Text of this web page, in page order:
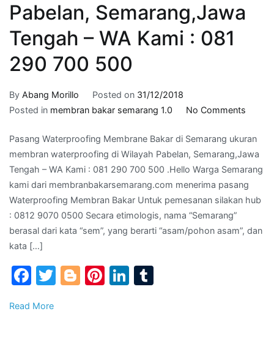
Pabelan, Semarang,Jawa
Tengah – WA Kami : 081
290 700 500
By Abang Morillo Posted on 31/12/2018
Posted in membran bakar semarang 1.0 No Commentson
di
Pasang Waterproofing Membrane Bakar di Semarang ukuran
membran waterproofing di Wilayah Pabelan, Semarang,Jawa
Tengah – WA Kami : 081 290 700 500 .Hello Warga Semarang
kami dari membranbakarsemarang.com menerima pasang
Waterproofing Membran Bakar Untuk pemesanan silakan hub
: 0812 9070 0500 Secara etimologis, nama “Semarang”
berasal dari kata “sem”, yang berarti “asam/pohon asam”, dan
kata […]
Facebook
Twitter
Blogger
Pinterest
LinkedIn
Read More